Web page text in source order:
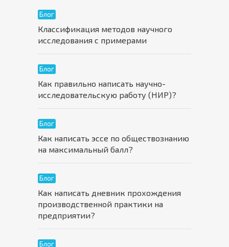
Блог
Классификация методов научного
исследования с примерами
Блог
Как правильно написать научно-
исследовательскую работу (НИР)?
Блог
Как написать эссе по обществознанию
на максимальный балл?
Блог
Как написать дневник прохождения
производственной практики на
предприятии?
Блог